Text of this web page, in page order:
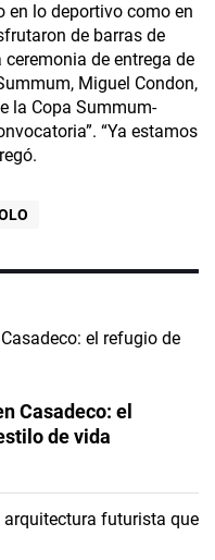
en lo deportivo como en
de barras de
de entrega de
Miguel Condon­,
la Copa Summum­
“Ya estamos
Casadeco: el
de vida